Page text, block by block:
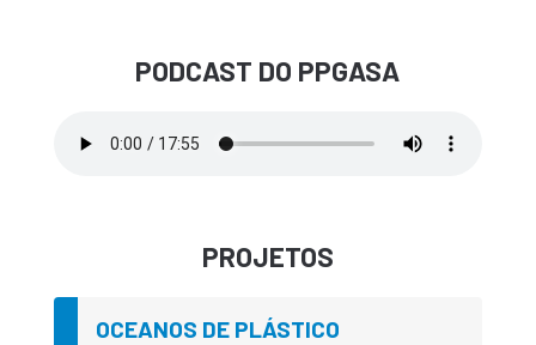
PODCAST DO PPGASA
PROJETOS
OCEANOS DE PLÁSTICO